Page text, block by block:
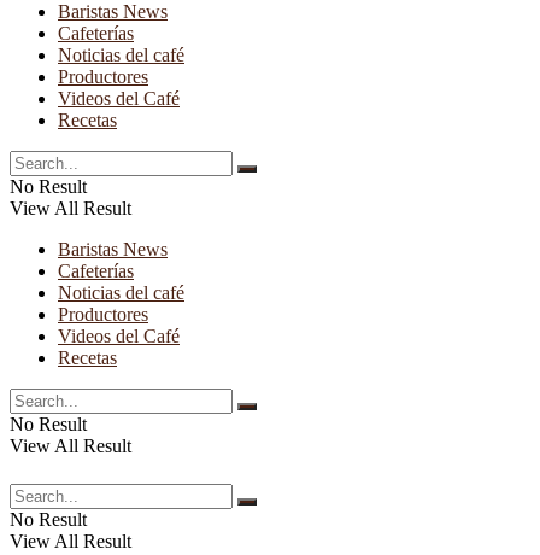
Baristas News
Cafeterías
Noticias del café
Productores
Videos del Café
Recetas
No Result
View All Result
Baristas News
Cafeterías
Noticias del café
Productores
Videos del Café
Recetas
No Result
View All Result
No Result
View All Result